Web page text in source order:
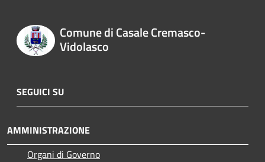
Comune di Casale Cremasco-
Vidolasco
SEGUICI SU
AMMINISTRAZIONE
Organi di Governo